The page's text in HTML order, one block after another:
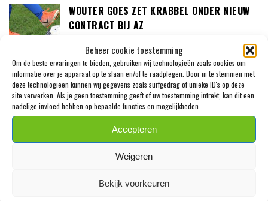
Beheer cookie toestemming
Om de beste ervaringen te bieden, gebruiken wij technologieën zoals cookies om
informatie over je apparaat op te slaan en/of te raadplegen. Door in te stemmen met
deze technologieën kunnen wij gegevens zoals surfgedrag of unieke ID's op deze
site verwerken. Als je geen toestemming geeft of uw toestemming intrekt, kan dit een
nadelige invloed hebben op bepaalde functies en mogelijkheden.
Accepteren
Weigeren
Bekijk voorkeuren
WOUTER GOES ZET KRABBEL ONDER NIEUW
CONTRACT BIJ AZ
7 AUGUSTUS 2026
‘PSV MELDT ZICH IN ALKMAAR VOOR 24-
JARIGE TROY PARROTT’
SPENZ
3 AUGUSTUS 2026
MEXX MEERDINK (23) WAS BANG DAT HIJ
ZIJN OOR WAS VERLOREN
3 AUGUSTUS 2026